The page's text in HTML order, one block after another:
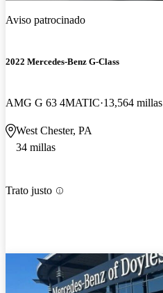
Aviso patrocinado
2022 Mercedes-Benz G-Class
AMG G 63 4MATIC 13,564 millas
West Chester, PA
34 millas
Trato justo